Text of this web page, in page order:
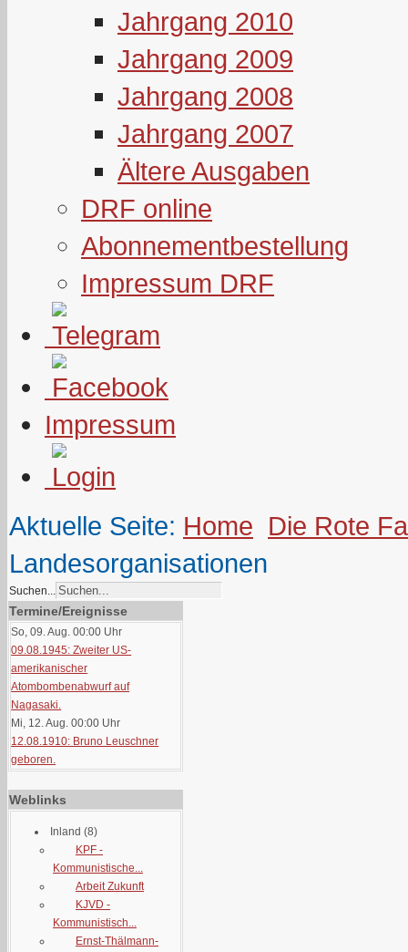
Jahrgang 2010
Jahrgang 2009
Jahrgang 2008
Jahrgang 2007
Ältere Ausgaben
DRF online
Abonnementbestellung
Impressum DRF
Impressum
Aktuelle Seite: Home Die Rote
Landesorganisationen
Suchen...
Termine/Ereignisse
So, 09. Aug. 00:00 Uhr
09.08.1945: Zweiter US-
amerikanischer
Atombombenabwurf auf
Nagasaki.
Mi, 12. Aug. 00:00 Uhr
12.08.1910: Bruno Leuschner
geboren.
Weblinks
Inland (8)
KPF -
Kommunistische...
Arbeit Zukunft
KJVD -
Kommunistisch...
Ernst-Thälmann-